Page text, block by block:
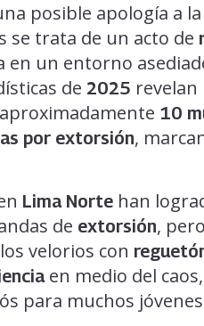
posible apología a la
se trata de un acto de
en un entorno
de 2025
10
por extorsión,
Lima Norte han
de extorsión,
velorios con
en medio del
para muchos